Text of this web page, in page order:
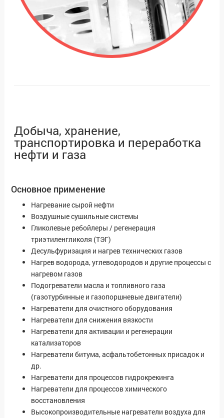
Добыча, хранение,
транспортировка и переработка
нефти и газа
Основное применение
Нагревание сырой нефти
Воздушные сушильные системы
Гликолевые ребойлеры / регенерация
триэтиленгликоля (ТЭГ)
Десульфуризация и нагрев технических газов
Нагрев водорода, углеводородов и другие процессы с
нагревом газов
Подогреватели масла и топливного газа
(газотурбинные и газопоршневые двигатели)
Нагреватели для очистного оборудования
Нагреватели для снижения вязкости
Нагреватели для активации и регенерации
катализаторов
Нагреватели битума, асфальтобетонных присадок и
др.
Нагреватели для процессов гидрокрекинга
Нагреватели для процессов химического
восстановления
Высокопроизводительные нагреватели воздуха для